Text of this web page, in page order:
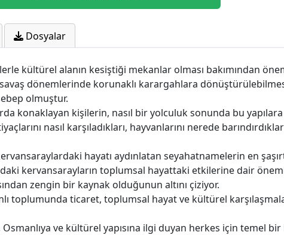
Dosyalar
kültürel alanın kesiştiği mekanlar olması bakımından
dönemlerinde korunaklı karargahlara
olmuştur.
konaklayan kişilerin, nasıl bir yolculuk sonunda bu
nasıl karşıladıkları, hayvanlarını nerede
hayatı aydınlatan seyahatnamelerin en
kervansarayların toplumsal hayattaki etkilerine dair
zengin bir kaynak olduğunun altını çiziyor.
toplumunda ticaret, toplumsal hayat ve kültürel
ve kültürel yapısına ilgi duyan herkes için temel